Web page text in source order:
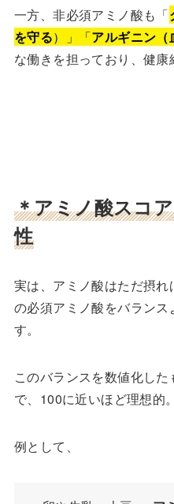
一方、非必須アミノ酸も「
を守る）」「アルギニン（
な働きを担っており、健康
＊アミノ酸スコ
性
実は、アミノ酸はただ摂
の必須アミノ酸をバラン
す。
このバランスを数値化した
で、100に近いほど理想的。
例として、